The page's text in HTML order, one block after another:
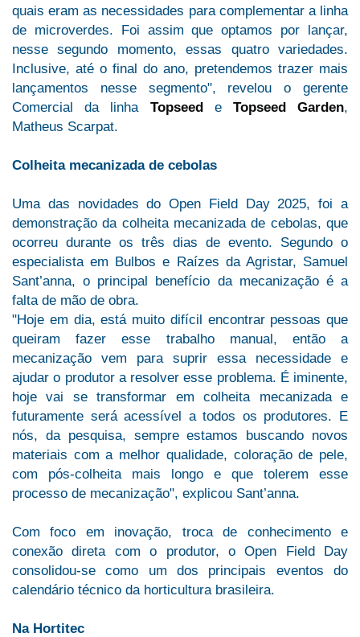
quais eram as necessidades para complementar a linha
de microverdes. Foi assim que optamos por lançar,
nesse segundo momento, essas quatro variedades.
Inclusive, até o final do ano, pretendemos trazer mais
lançamentos nesse segmento", revelou o gerente
Comercial da linha Topseede Topseed Garden,
Matheus Scarpat.
Colheita mecanizada de cebolas
Uma das novidades do Open Field Day 2025, foi a
demonstração da colheita mecanizada de cebolas, que
ocorreu durante os três dias de evento. Segundo o
especialista em Bulbos e Raízes da Agristar, Samuel
Sant’anna, o principal benefício da mecanização é a
falta de mão de obra.
"Hoje em dia, está muito difícil encontrar pessoas que
queiram fazer esse trabalho manual, então a
mecanização vem para suprir essa necessidade e
ajudar o produtor a resolver esse problema. É iminente,
hoje vai se transformar em colheita mecanizada e
futuramente será acessível a todos os produtores. E
nós, da pesquisa, sempre estamos buscando novos
materiais com a melhor qualidade, coloração de pele,
com pós-colheita mais longo e que tolerem esse
processo de mecanização", explicou Sant’anna.
Com foco em inovação, troca de conhecimento e
conexão direta com o produtor, o Open Field Day
consolidou-se como um dos principais eventos do
calendário técnico da horticultura brasileira.
Na Hortitec